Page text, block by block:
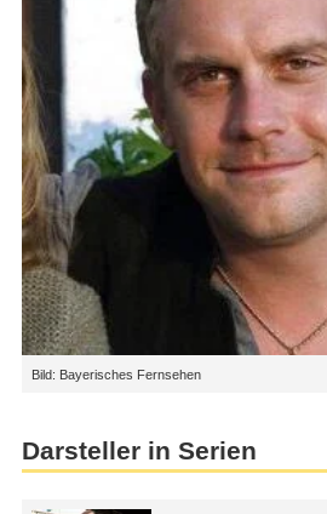
Bild: Bayerisches Fernsehen
Darsteller in Serien